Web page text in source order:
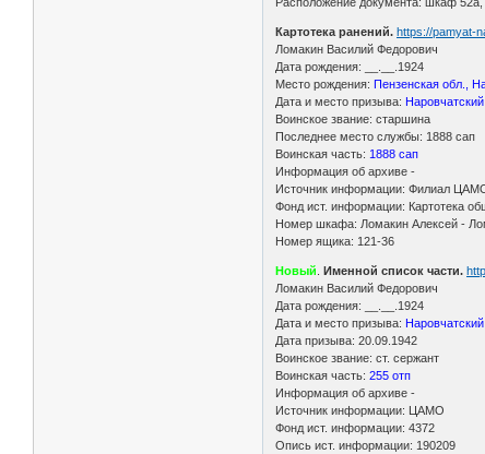
Картотека ранений. https://pamyat-
Ломакин Василий Федорович
Дата рождения: __.__.1924
Место рождения: Пензенская обл.,
Дата и место призыва:
Воинское звание: старшина
Последнее место службы: 1888 сап
Воинская часть: 1888 сап
Информация об архиве -
Источник информации: Филиал
Фонд ист. информации: Картотека
Номер шкафа: Ломакин Алексей -
Номер ящика: 121-36
Новый .Именной список части.
Ломакин Василий Федорович
Дата рождения: __.__.1924
Дата и место призыва:
Дата призыва: 20.09.1942
Воинское звание: ст. сержант
Воинская часть: 255 отп
Информация об архиве -
Источник информации: ЦАМО
Фонд ист. информации: 4372
Опись ист. информации: 190209